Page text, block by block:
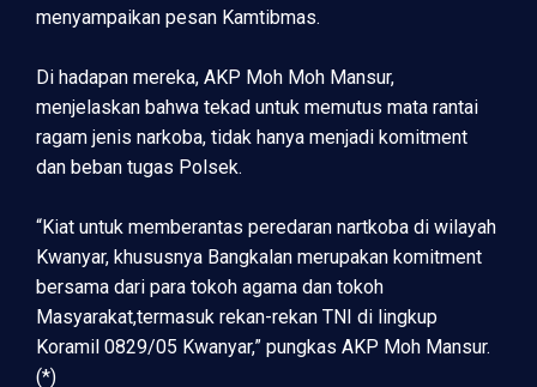
menyampaikan pesan Kamtibmas.
Di hadapan mereka, AKP Moh Moh Mansur,
menjelaskan bahwa tekad untuk memutus mata rantai
ragam jenis narkoba, tidak hanya menjadi komitment
dan beban tugas Polsek.
“Kiat untuk memberantas peredaran nartkoba di wilayah
Kwanyar, khususnya Bangkalan merupakan komitment
bersama dari para tokoh agama dan tokoh
Masyarakat,termasuk rekan-rekan TNI di lingkup
Koramil 0829/05 Kwanyar,” pungkas AKP Moh Mansur.
(*)